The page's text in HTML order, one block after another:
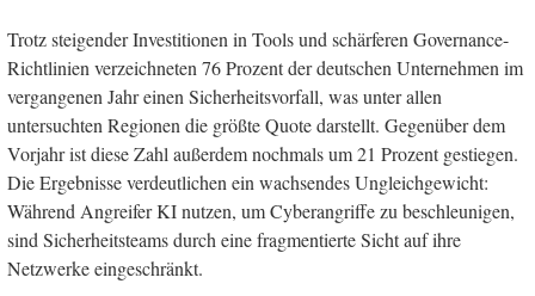
Trotz steigender Investitionen in Tools und schärferen Governance-
Richtlinien verzeichneten 76 Prozent der deutschen Unternehmen im
vergangenen Jahr einen Sicherheitsvorfall, was unter allen
untersuchten Regionen die größte Quote darstellt. Gegenüber dem
Vorjahr ist diese Zahl außerdem nochmals um 21 Prozent gestiegen.
Die Ergebnisse verdeutlichen ein wachsendes Ungleichgewicht:
Während Angreifer KI nutzen, um Cyberangriffe zu beschleunigen,
sind Sicherheitsteams durch eine fragmentierte Sicht auf ihre
Netzwerke eingeschränkt.